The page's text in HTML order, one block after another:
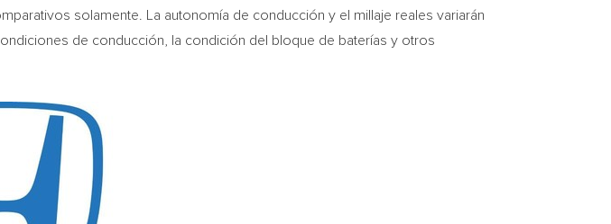
solamente. La autonomía de conducción y el millaje reales variarán
de conducción, la condición del bloque de baterías y otros